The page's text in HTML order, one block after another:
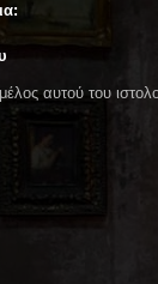
αυτού του